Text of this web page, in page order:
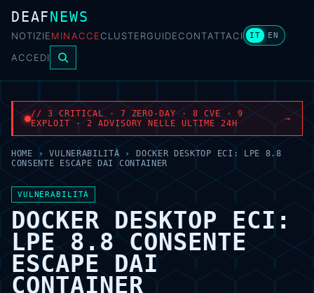
DEAFNEWS
NOTIZIEMINACCECLUSTERGUIDECONTATTACI IT EN
ACCEDI
// 3 CRITICAL · 7 ZERO-DAY · 8 CVE · 9
EXPLOIT · 2 ADVISORY NELLE ULTIME 24H
→
HOME › VULNERABILITÀ ›
DOCKER DESKTOP ECI: LPE 8.8
CONSENTE ESCAPE DAI CONTAINER
VULNERABILITÀ
DOCKER DESKTOP ECI:
LPE 8.8 CONSENTE
ESCAPE DAI
CONTAINER